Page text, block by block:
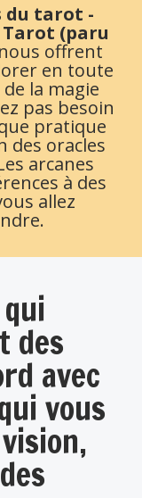
du tarot -
(paru
offrent
en toute
la magie
pas besoin
pratique
des oracles
arcanes
à des
allez
des
avec
vous